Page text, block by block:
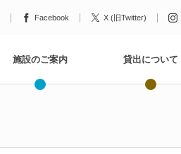
Facebook X (旧Twitter)
施設のご案内 貸出について